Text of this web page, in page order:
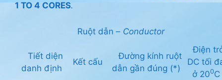
1 TO 4 CORES.
Ruột dẫn – Conductor
Tiết diện
danh định
Kết cấu
Đường kính ruột
dẫn gần đúng (*)
Điện
DC tối
ở 200C